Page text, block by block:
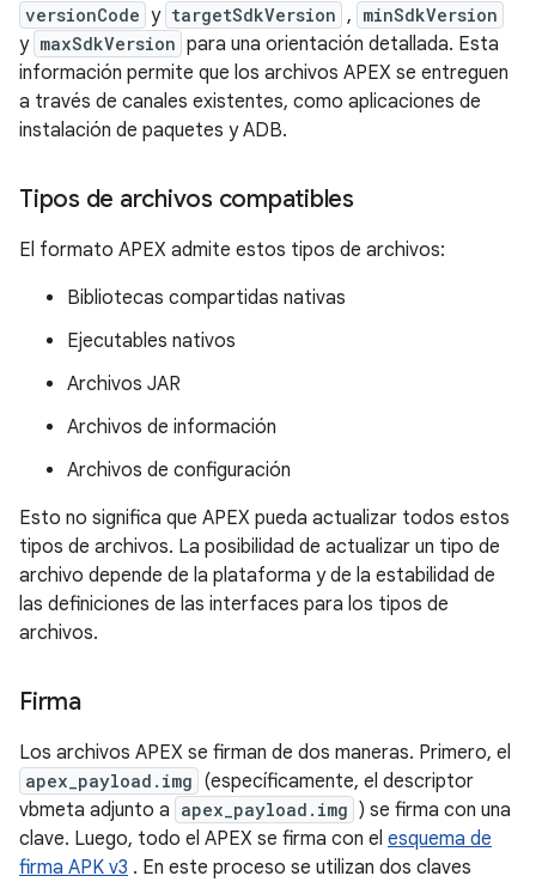
versionCode y targetSdkVersion , minSdkVersion
y maxSdkVersion para una orientación detallada. Esta
información permite que los archivos APEX se entreguen
a través de canales existentes, como aplicaciones de
instalación de paquetes y ADB.
Tipos de archivos compatibles
El formato APEX admite estos tipos de archivos:
Bibliotecas compartidas nativas
Ejecutables nativos
Archivos JAR
Archivos de información
Archivos de configuración
Esto no significa que APEX pueda actualizar todos estos
tipos de archivos. La posibilidad de actualizar un tipo de
archivo depende de la plataforma y de la estabilidad de
las definiciones de las interfaces para los tipos de
archivos.
Firma
Los archivos APEX se firman de dos maneras. Primero, el
apex_payload.img (específicamente, el descriptor
vbmeta adjunto a apex_payload.img ) se firma con una
clave. Luego, todo el APEX se firma con el esquema de
firma APK v3 . En este proceso se utilizan dos claves